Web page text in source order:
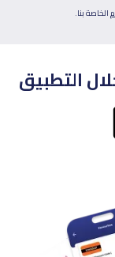
الخاصة بنا.
التطبيق